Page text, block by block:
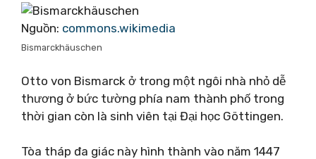
Nguồn: commons.wikimedia
Bismarckhäuschen
Otto von Bismarck ở trong một ngôi nhà nhỏ dễ
thương ở bức tường phía nam thành phố trong
thời gian còn là sinh viên tại Đại học Göttingen.
Tòa tháp đa giác này hình thành vào năm 1447